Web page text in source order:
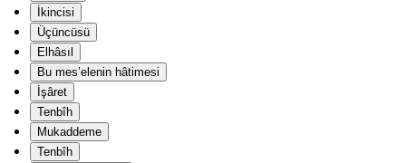
İkincisi
Üçüncüsü
Elhâsıl
Bu mes’elenin hâtimesi
İşâret
Tenbîh
Mukaddeme
Tenbîh